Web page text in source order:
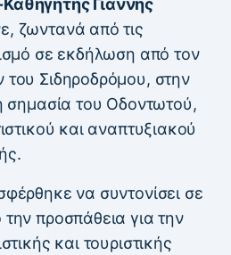
Γιάννης
ζωντανά από τις
σε εκδήλωση από τον
Σιδηροδρόμου, στην
σημασία του Οδοντωτού,
και αναπτυξιακού
να συντονίσει σε
προσπάθεια για την
και τουριστικής